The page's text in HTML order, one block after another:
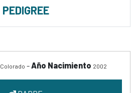
PEDIGREE
Colorado -Año Nacimiento 2002